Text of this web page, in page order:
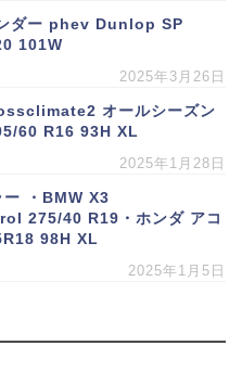
ンダー phev Dunlop SP
101W
2025年3月26日
オールシーズン
60 R16 93H XL
2025年1月28日
ー ・BMW X3
275/40 R19・ホンダ アコ
98H XL
2025年1月5日